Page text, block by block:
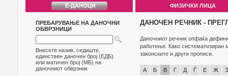
ФИЗИЧКИ ЛИЦА
ПРЕБАРУВАЊЕ НА ДАНОЧНИ
ОБВРЗНИЦИ
Внесете назив, седиште,
единствен даночен број (ЕДБ)
или матичен број (МБ) на
даночниот обврзник
ДАНОЧЕН РЕЧНИК -
Даночниот речник опфаќа
работење. Како систематизиран
законските и други прописи.
А Б В Г Д Ѓ Е Ж З